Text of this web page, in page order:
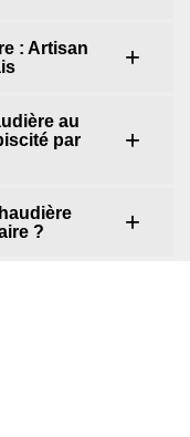
: Artisan
au
par
?